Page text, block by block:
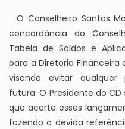
O Conselheiro Santos
concordância do
Tabela de Saldos e
para a Diretoria
visando evitar qualquer
futura. O Presidente do
que acerte esses
fazendo a devida